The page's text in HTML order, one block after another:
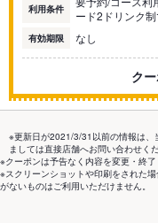
利用条件
ード2ドリンク
有効期限 なし
ク
※更新日が2021/3/31以前の情報は、
ましては直接店舗へお問い合わせくだ
※クーポンは予告なく内容を変更・終了
※スクリーンショットや印刷をされた
がないものはご利用いただけません。